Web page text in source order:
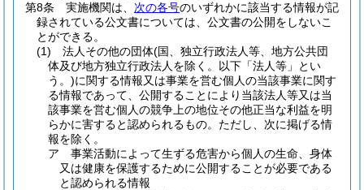
第8条
実施機関は、 次の各号のいずれかに該当する情報が記
録されている公文書については、公文書の公開をしないこ
とができる。
(1)
法人その他の団体(国、独立行政法人等、地方公共団
体及び地方独立行政法人を除く。以下「法人等」とい
う。)に関する情報又は事業を営む個人の当該事業に関す
る情報であって、公開することにより当該法人等又は当
該事業を営む個人の競争上の地位その他正当な利益を明
らかに害すると認められるもの。 ただし、次に掲げる情
報を除く。
ア
事業活動によって生ずる危害から個人の生命、身体
又は健康を保護するために公開することが必要である
と認められる情報